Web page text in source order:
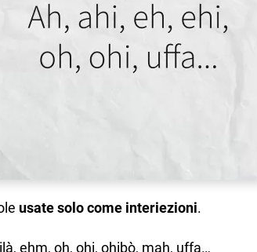
usate solo come interiezioni.
ehm, oh, ohi, ohibò, mah, uffa…